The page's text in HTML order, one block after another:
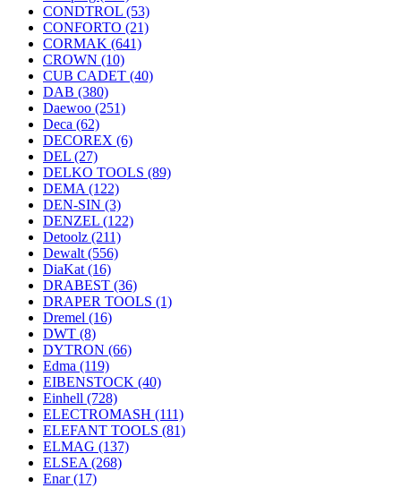
CONDTROL (53)
CONFORTO (21)
CORMAK (641)
CROWN (10)
CUB CADET (40)
DAB (380)
Daewoo (251)
Deca (62)
DECOREX (6)
DEL (27)
DELKO TOOLS (89)
DEMA (122)
DEN-SIN (3)
DENZEL (122)
Detoolz (211)
Dewalt (556)
DiaKat (16)
DRABEST (36)
DRAPER TOOLS (1)
Dremel (16)
DWT (8)
DYTRON (66)
Edma (119)
EIBENSTOCK (40)
Einhell (728)
ELECTROMASH (111)
ELEFANT TOOLS (81)
ELMAG (137)
ELSEA (268)
Enar(17)